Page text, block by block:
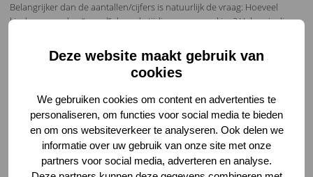
Deze website maakt gebruik van
cookies
We gebruiken cookies om content en advertenties te
personaliseren, om functies voor social media te bieden
en om ons websiteverkeer te analyseren. Ook delen we
informatie over uw gebruik van onze site met onze
partners voor social media, adverteren en analyse.
Belangrijker dan de aantallen/cijfers is natuurlijk de vraag: Hoeveel
kinderen worden “gered” door de tijdige samenwerking? Helaas is die
wat aantallen: In 2025 zijn er meer dan 150.000 signalen afgegeven door
professionals, er zijn 100.000 clientmatches ontstaan en meer dan
130.000 gezinsmatches. In de eerste 4 maanden van 2026, dus januari
professionals, er zijn meer dan 30.000 clientmatches en bijna 50.000
gezinsmatches ontstaan. Er worden trainingen gegeven en nieuwe
aansluitingen gerealiseerd.
Hier hebben we het o.a. met elkaar over gehad. Het delen van
ervaringen is een belangrijk onderdeel van de klankbordgroep.